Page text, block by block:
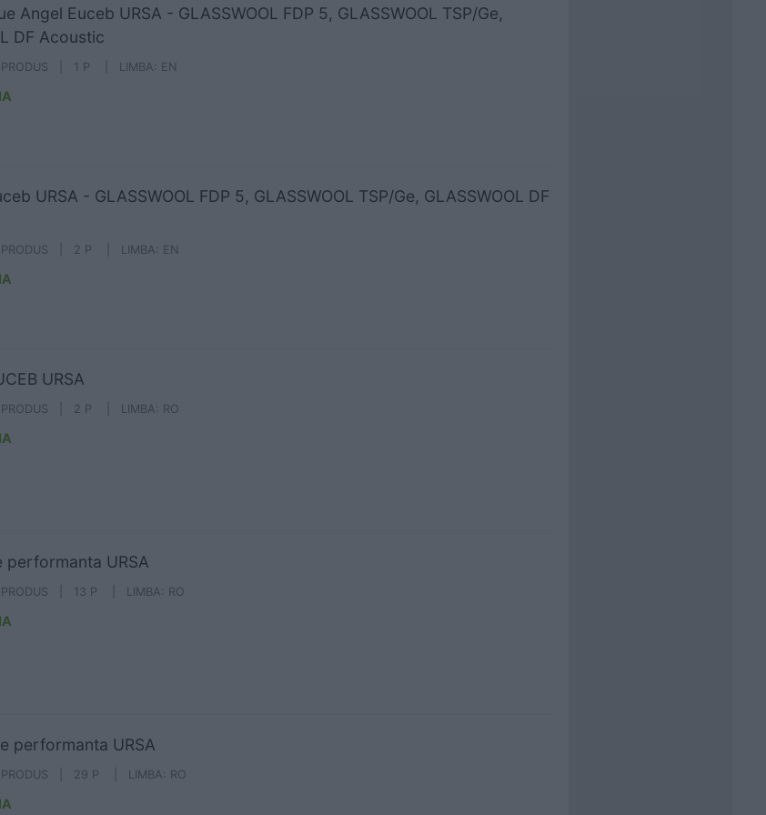
Angel Euceb URSA - GLASSWOOL FDP 5, GLASSWOOL TSP/Ge,
DF Acoustic
PRODUS | 1 P | LIMBA: EN
URSA - GLASSWOOL FDP 5, GLASSWOOL TSP/Ge, GLASSWOOL DF
PRODUS | 2 P | LIMBA: EN
URSA
PRODUS | 2 P | LIMBA: RO
URSA
PRODUS | 13 P | LIMBA: RO
performanta URSA
PRODUS | 29 P | LIMBA: RO